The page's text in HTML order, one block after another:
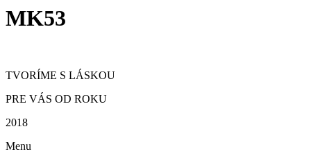
MK53
TVORÍME S LÁSKOU
PRE VÁS OD ROKU
2018
Menu